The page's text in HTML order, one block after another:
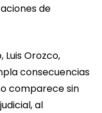
de
Luis Orozco,
consecuencias
comparece sin
al